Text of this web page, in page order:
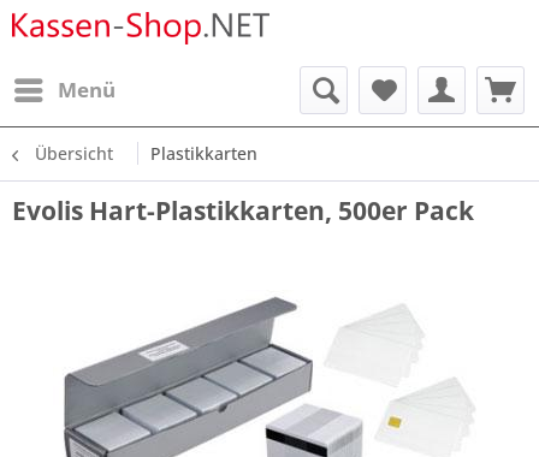
Menü
Übersicht Plastikkarten
Evolis Hart-Plastikkarten, 500er Pack